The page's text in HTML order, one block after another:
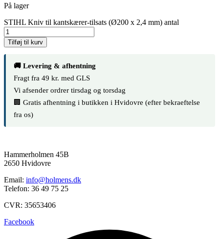
På lager
STIHL Kniv til kantskærer-tilsats (Ø200 x 2,4 mm) antal
Tilføj til kurv
🚚 Levering & afhentning
Fragt fra 49 kr. med GLS
Vi afsender ordrer tirsdag og torsdag
🏢 Gratis afhentning i butikken i Hvidovre (efter bekraeftelse
fra os)
Hammerholmen 45B
2650 Hvidovre
Email: info@holmens.dk
Telefon: 36 49 75 25
CVR: 35653406
Facebook